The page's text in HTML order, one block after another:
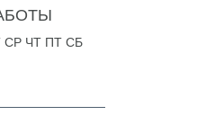
СР ЧТ ПТ СБ